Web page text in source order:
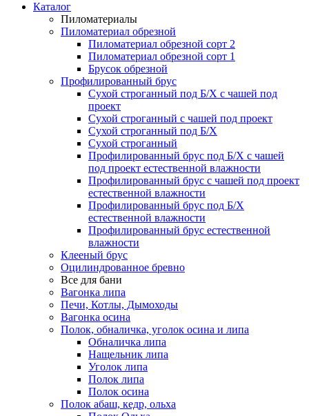
Каталог
Пиломатериалы
Пиломатериал обрезной
Пиломатериал обрезной сорт 2
Пиломатериал обрезной сорт 1
Брусок обрезной
Профилированный брус
Сухой строганный под Б/Х с чашей под
проект
Сухой строганный с чашей под проект
Сухой строганный под Б/Х
Сухой строганный
Профилированный брус под Б/Х с чашей
под проект естественной влажности
Профилированный брус с чашей под проект
естественной влажности
Профилированный брус под Б/Х
естественной влажности
Профилированный брус естественной
влажности
Клееный брус
Оцилиндрованное бревно
Все для бани
Вагонка липа
Печи, Котлы, Дымоходы
Вагонка осина
Полок, обналичка, уголок осина и липа
Обналичка липа
Нащельник липа
Уголок липа
Полок липа
Полок осина
Полок абаш, кедр, ольха